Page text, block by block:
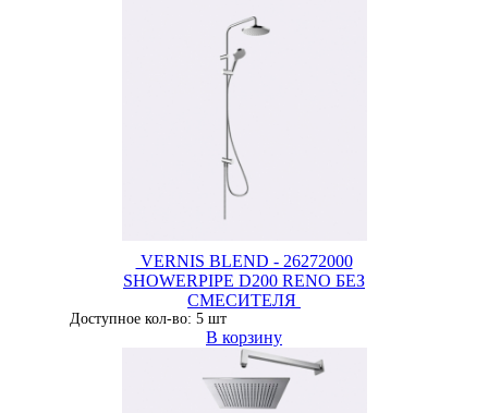
VERNIS BLEND - 26272000
SHOWERPIPE D200 RENO БЕЗ
СМЕСИТЕЛЯ
Доступное кол-во: 5 шт
В корзину